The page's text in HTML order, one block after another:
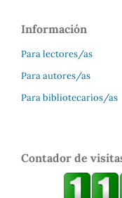
Información
Para lectores/as
Para autores/as
Para bibliotecarios/as
Contador de